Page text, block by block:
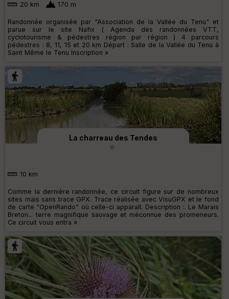
20 km 170 m
Randonnée organisée par "Association de la Vallée du Tenu" et
parue sur le site Nafix ( Agenda des randonnées VTT,
cyclotourisme & pédestres région par région ) 4 parcours
pédestres : 8, 11, 15 et 20 km Départ : Salle de la Vallée du Tenu à
Saint Même le Tenu Inscription »
La charreau des Tendes
10 km
Comme la dernière randonnée, ce circuit figure sur de nombreux
sites mais sans trace GPX. Trace réalisée avec VisuGPX et le fond
de carte "OpenRando" où celle-ci apparaît. Description :. Le Marais
Breton... terre magnifique sauvage et méconnue des promeneurs.
Ce circuit vous entra »